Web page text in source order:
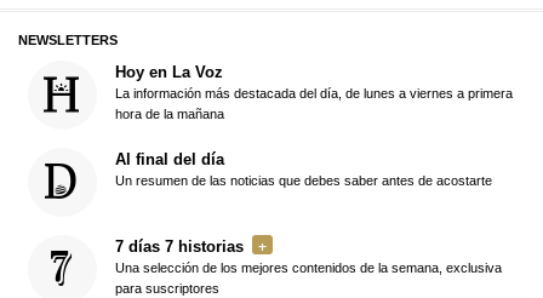
NEWSLETTERS
Hoy en La Voz
La información más destacada del día, de lunes a viernes a primera
hora de la mañana
Al final del día
Un resumen de las noticias que debes saber antes de acostarte
7 días 7 historias
Una selección de los mejores contenidos de la semana, exclusiva
para suscriptores